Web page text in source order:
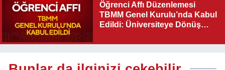
Öğrenci Affı Düzenlemesi
TBMM Genel Kurulu’nda Kabul
Edildi: Üniversiteye Dönüş